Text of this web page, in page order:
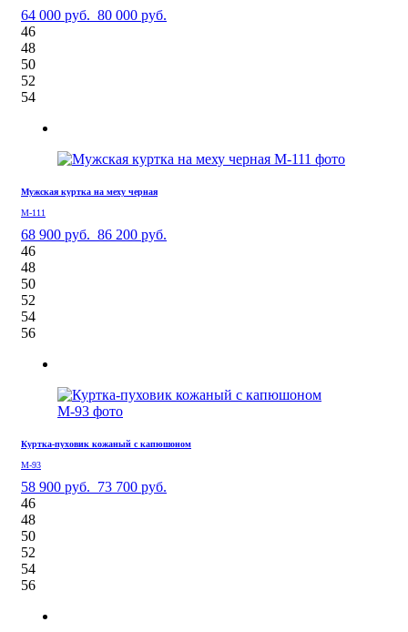
64 000 руб. 80 000 руб.
46
48
50
52
54
Мужская куртка на меху черная
М-111
68 900 руб. 86 200 руб.
46
48
50
52
54
56
Куртка-пуховик кожаный с капюшоном
М-93
58 900 руб. 73 700 руб.
46
48
50
52
54
56